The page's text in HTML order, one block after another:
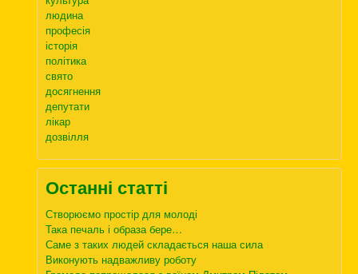
людина
професія
історія
політика
свято
досягнення
депутати
лікар
дозвілля
Останні статті
Створюємо простір для молоді
Така печаль і образа бере…
Саме з таких людей складається наша сила
Виконують надважливу роботу